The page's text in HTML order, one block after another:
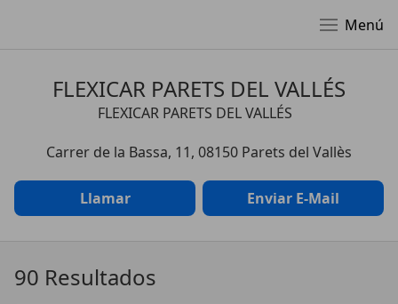
Menú
FLEXICAR PARETS DEL VALLÉS
FLEXICAR PARETS DEL VALLÉS
Carrer de la Bassa, 11, 08150 Parets del Vallès
Llamar Enviar E-Mail
90 Resultados